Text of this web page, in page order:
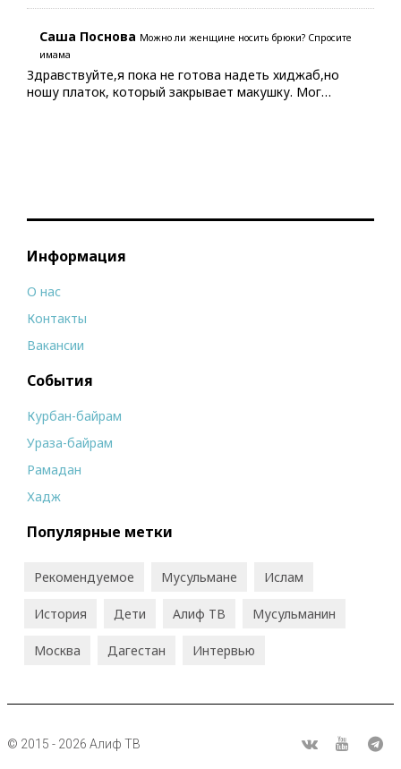
Саша Поснова Можно ли женщине носить брюки? Спросите
имама
Здравствуйте,я пока не готова надеть хиджаб,но
ношу платок, который закрывает макушку. Мог…
Информация
О нас
Контакты
Вакансии
События
Курбан-байрам
Ураза-байрам
Рамадан
Хадж
Популярные метки
Рекомендуемое Мусульмане Ислам
История Дети Алиф ТВ Мусульманин
Москва Дагестан Интервью
© 2015 - 2026 Алиф ТВ